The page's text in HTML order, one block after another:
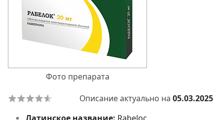
Фото препарата
Описание актуально на 05.03.2025